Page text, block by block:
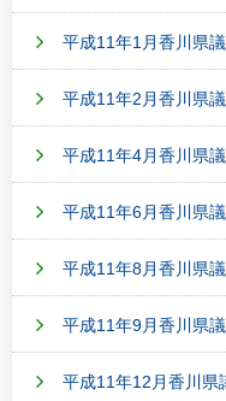
平成11年1月香川県
平成11年2月香川県
平成11年4月香川県
平成11年6月香川県
平成11年8月香川県
平成11年9月香川県
平成11年12月香川